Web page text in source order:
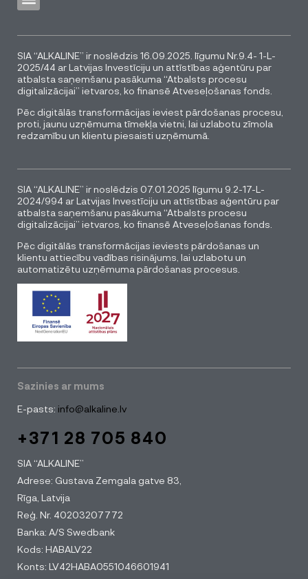
SIA “ALKALINE” ir noslēdzis 16.09.2025. līgumu Nr.9.4- 1-L-
2025/44 ar Latvijas Investīciju un attīstības aģentūru par
atbalsta saņemšanu pasākuma “Atbalsts procesu
digitalizācijai” ietvaros, ko finansē Atveseļošanas fonds.
Pēc digitālās transformācijas ieviest pārdošanas procesu,
proti, jaunu uzņēmuma tīmekļa vietni, lai uzlabotu zīmola
redzamību un klientu piesaisti uzņēmumā.
SIA “ALKALINE” ir noslēdzis 07.01.2025 līgumu 9.2-17-L-
2024/994 ar Latvijas Investīciju un attīstības aģentūru par
atbalsta saņemšanu pasākuma “Atbalsts procesu
digitalizācijai” ietvaros, ko finansē Atveseļošanas fonds.
Pēc digitālās transformācijas ieviests pārdošanas un
klientu attiecību vadības risinājums, lai uzlabotu un
automatizētu uzņēmuma pārdošanas procesus.
Sazinies ar mums
E-pasts: info@alkaline.lv
+371 28 705 840
SIA “ALKALINE”
Adrese: Gustava Zemgala gatve 83,
Rīga, Latvija
Reģ. Nr. 40203207772
Banka: A/S Swedbank
Kods: HABALV22
Konts: LV42HABA0551046601941